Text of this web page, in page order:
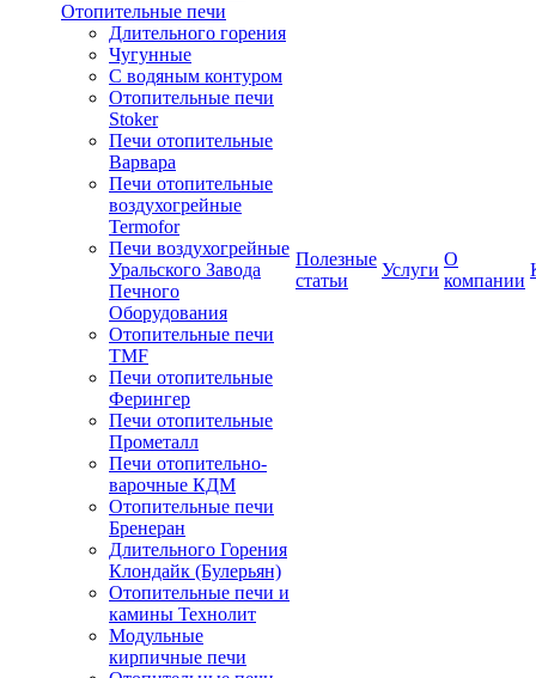
Отопительные печи
Длительного горения
Чугунные
C водяным контуром
Отопительные печи
Stoker
Печи отопительные
Варвара
Печи отопительные
воздухогрейные
Termofor
Печи воздухогрейные
Уральского Завода
Печного
Оборудования
Отопительные печи
TMF
Печи отопительные
Ферингер
Печи отопительные
Прометалл
Печи отопительно-
варочные КДМ
Отопительные печи
Бренеран
Длительного Горения
Клондайк (Булерьян)
Отопительные печи и
камины Технолит
Модульные
кирпичные печи
Полезные
статьи
Услуги
О
компании